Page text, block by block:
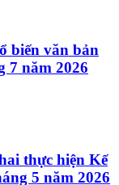
biến văn bản
7 năm 2026
thực hiện Kế
5 năm 2026